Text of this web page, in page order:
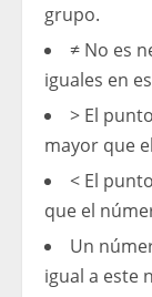
grupo.
≠ No es
iguales en
> El
mayor que
< El
que el
Un
igual a este